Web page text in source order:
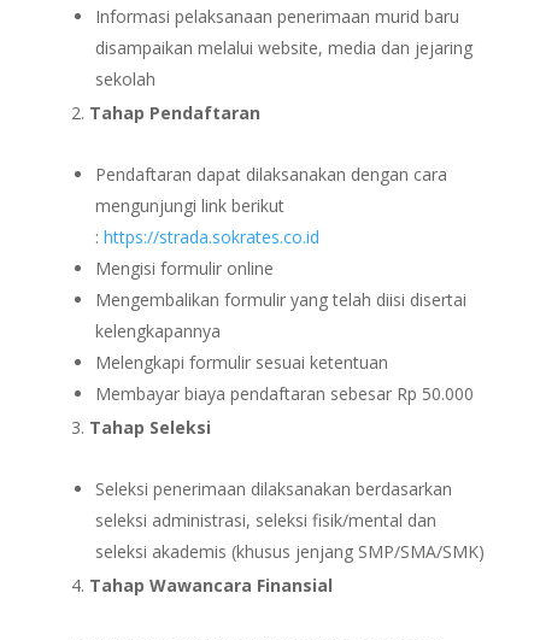
Informasi pelaksanaan penerimaan murid baru
disampaikan melalui website, media dan jejaring
sekolah
Tahap Pendaftaran
Pendaftaran dapat dilaksanakan dengan cara
mengunjungi link berikut
: https://strada.sokrates.co.id
Mengisi formulir online
Mengembalikan formulir yang telah diisi disertai
kelengkapannya
Melengkapi formulir sesuai ketentuan
Membayar biaya pendaftaran sebesar Rp 50.000
Tahap Seleksi
Seleksi penerimaan dilaksanakan berdasarkan
seleksi administrasi, seleksi fisik/mental dan
seleksi akademis (khusus jenjang SMP/SMA/SMK)
Tahap Wawancara Finansial